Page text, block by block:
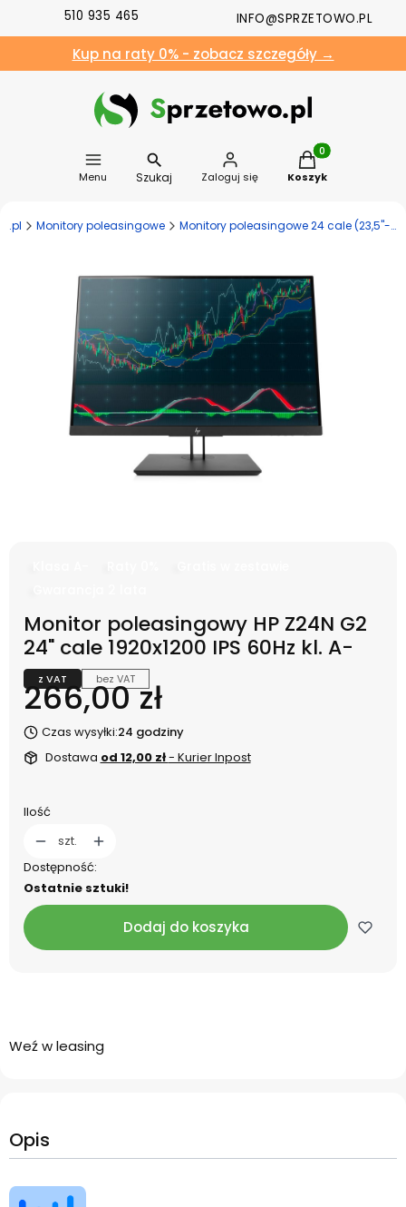
510 935 465 INFO@SPRZETOWO.PL
Kup na raty 0% - zobacz szczegóły →
Menu Szukaj Zaloguj się
Produkty w
Koszyk
Monitory poleasingowe Monitory poleasingowe 24 cale (23,5"-26,4")
Monitor poleasingowy HP Z24N G2
24" cale 1920x1200 IPS 60Hz kl. A-
z VAT bez VAT
Cena
266,00 zł
Czas wysyłki:24 godziny
Dostawa od 12,00 zł- Kurier Inpost
Ilość
szt.
Dostępność:
Ostatnie sztuki!
Dodaj do koszyka
Weź w leasing
Opis